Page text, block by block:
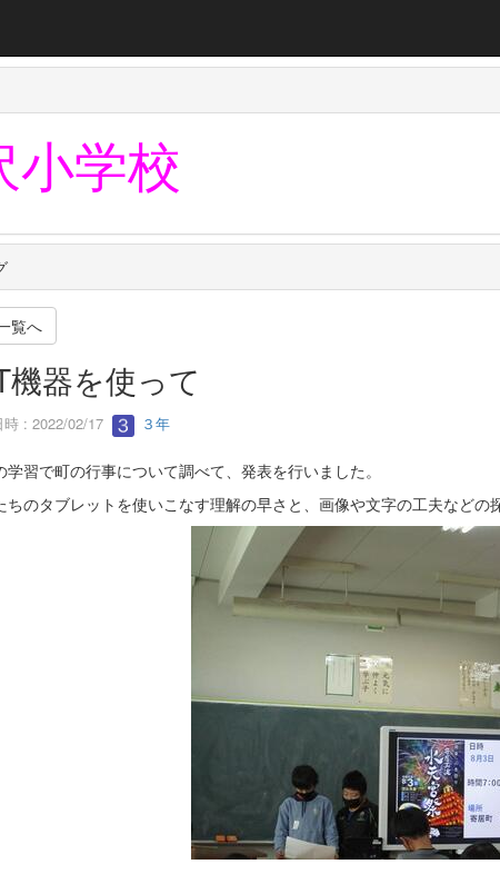
小学校
覧へ
機器を使って
時 : 2022/02/17 ３年
学習で町の行事について調べて、発表を行いました。
ちのタブレットを使いこなす理解の早さと、画像や文字の工夫などの